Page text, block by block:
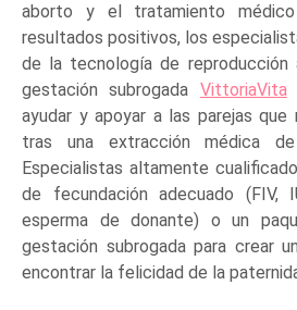
aborto y el tratamiento
resultados positivos, los
de la tecnología de reproducción
gestación subrogada VittoriaVita
ayudar y apoyar a las parejas que
tras una extracción médica de
Especialistas altamente
de fecundación adecuado
esperma de donante) o un
gestación subrogada para crear
encontrar la felicidad de la